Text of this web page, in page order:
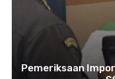
Pemeriksaan